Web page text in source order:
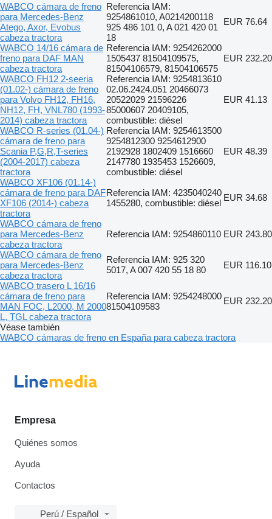
WABCO cámara de freno
para Mercedes-Benz
Atego, Axor, Evobus
cabeza tractora
Referencia IAM:
9254861010, A0214200118
925 486 101 0, A 021 420 01
18
EUR 76.64
WABCO 14/16 cámara de
freno para DAF MAN
cabeza tractora
Referencia IAM: 9254262000
1505437 81504109575,
81504106579, 81504106575
EUR 232.20
WABCO FH12 2-seeria
(01.02-) cámara de freno
para Volvo FH12, FH16,
NH12, FH, VNL780 (1993-
2014) cabeza tractora
Referencia IAM: 9254813610
02.06.2424.051 20466073
20522029 21596226
85000607 20409105,
combustible: diésel
EUR 41.13
WABCO R-series (01.04-)
cámara de freno para
Scania P,G,R,T-series
(2004-2017) cabeza
tractora
Referencia IAM: 9254613500
9254812300 9254612900
2192928 1802409 1516660
2147780 1935453 1526609,
combustible: diésel
EUR 48.39
WABCO XF106 (01.14-)
cámara de freno para DAF
XF106 (2014-) cabeza
tractora
Referencia IAM: 4235040240
1455280, combustible: diésel
EUR 34.68
WABCO cámara de freno
para Mercedes-Benz
cabeza tractora
Referencia IAM: 9254860110 EUR 243.80
WABCO cámara de freno
para Mercedes-Benz
cabeza tractora
Referencia IAM: 925 320
5017, A 007 420 55 18 80
EUR 116.10
WABCO trasero L 16/16
cámara de freno para
MAN FOC, L2000, M 2000
L, TGL cabeza tractora
Referencia IAM: 9254248000
81504109583
EUR 232.20
Véase también
WABCO cámaras de freno en España para cabeza tractora
Empresa
Quiénes somos
Ayuda
Contactos
Perú / Español